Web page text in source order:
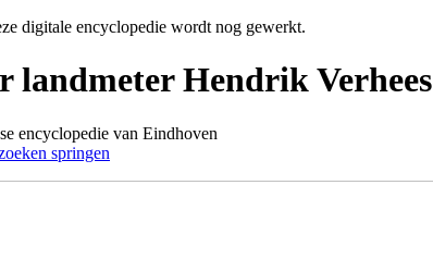
digitale encyclopedie wordt nog gewerkt.
landmeter Hendrik Verhees
encyclopedie van Eindhoven
springen